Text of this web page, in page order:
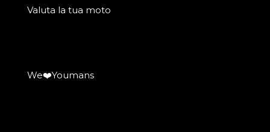
Valuta la tua moto
We❤️Youmans